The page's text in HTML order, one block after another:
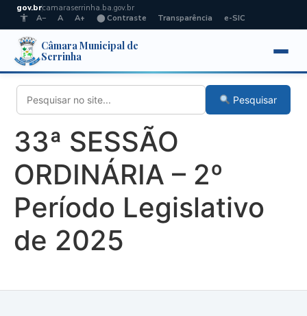
gov.brcamaraserrinha.ba.gov.br
A−
A A+ ⬤ Contraste Transparência e-SIC
Câmara Municipal de
Serrinha
Pesquisar
33ª SESSÃO
ORDINÁRIA – 2º
Período Legislativo
de 2025